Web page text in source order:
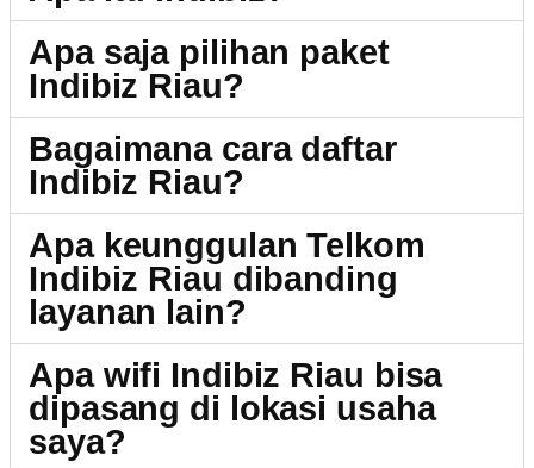
Apa saja pilihan paket
Indibiz Riau?
Bagaimana cara daftar
Indibiz Riau?
Apa keunggulan Telkom
Indibiz Riau dibanding
layanan lain?
Apa wifi Indibiz Riau bisa
dipasang di lokasi usaha
saya?